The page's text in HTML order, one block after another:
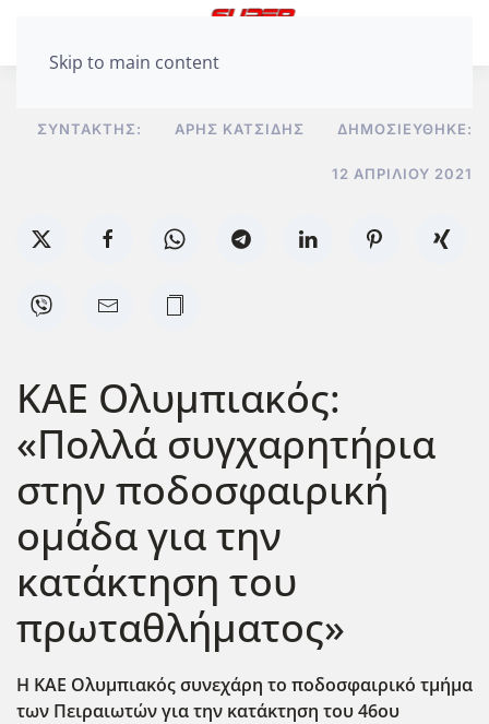
Skip to main content
ΣΥΝΤΆΚΤΗΣ: ΆΡΗΣ ΚΑΤΣΊΔΗΣ ΔΗΜΟΣΙΕΎΘΗΚΕ:
12 ΑΠΡΙΛΊΟΥ 2021
ΚΑΕ Ολυμπιακός:
«Πολλά συγχαρητήρια
στην ποδοσφαιρική
ομάδα για την
κατάκτηση του
πρωταθλήματος»
Η ΚΑΕ Ολυμπιακός συνεχάρη το ποδοσφαιρικό τμήμα
των Πειραιωτών για την κατάκτηση του 46ου